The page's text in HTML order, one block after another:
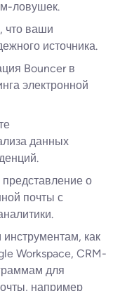
ловушек.
что ваши
источника.
Bouncer в
электронной
данных
о
почты с
как
Workspace, CRM-
для
например